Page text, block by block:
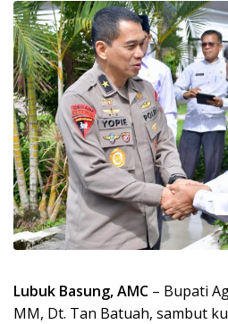
Lubuk Basung, AMC – Bupati
MM, Dt. Tan Batuah, sambut